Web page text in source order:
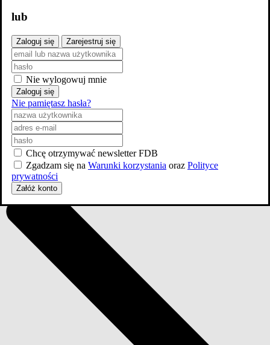
dodajodcinek
lub
Zaloguj się Zarejestruj się
Nie wylogowuj mnie
Zaloguj się
Nie pamiętasz hasła?
Chcę otrzymywać newsletter FDB
Zgadzam się na Warunki korzystania oraz Polityce
prywatności
Załóż konto